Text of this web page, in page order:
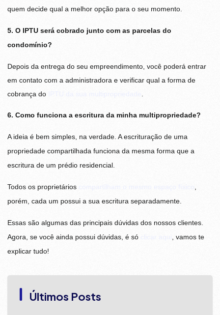
quem decide qual a melhor opção para o seu momento.
5. O IPTU será cobrado junto com as parcelas do
condomínio?
Depois da entrega do seu empreendimento, você poderá entrar
em contato com a administradora e verificar qual a forma de
cobrança do
.
6. Como funciona a escritura da minha multipropriedade?
A ideia é bem simples, na verdade. A escrituração de uma
propriedade compartilhada funciona da mesma forma que a
escritura de um prédio residencial.
Todos os proprietários
,
porém, cada um possui a sua escritura separadamente.
Essas são algumas das principais dúvidas dos nossos clientes.
Agora, se você ainda possui dúvidas, é só
, vamos te
explicar tudo!
Últimos Posts